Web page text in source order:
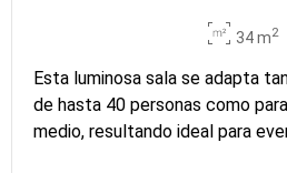
34 m2
Esta luminosa sala se adapta
de hasta 40 personas como
medio, resultando ideal para